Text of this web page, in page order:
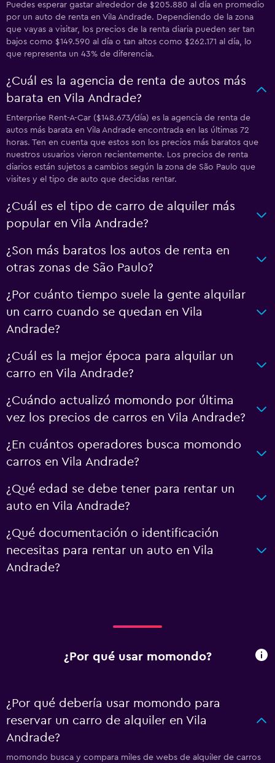
Puedes esperar gastar alrededor de $205.880 al día en promedio
por un auto de renta en Vila Andrade. Dependiendo de la zona
que vayas a visitar, los precios de la renta diaria pueden ser tan
bajos como $149.590 al día o tan altos como $262.171 al día, lo
que representa un 43% de diferencia.
¿Cuál es la agencia de renta de autos más
barata en Vila Andrade?
Enterprise Rent-A-Car ($148.673/día) es la agencia de renta de
autos más barata en Vila Andrade encontrada en las últimas 72
horas. Ten en cuenta que estos son los precios más baratos que
nuestros usuarios vieron recientemente. Los precios de renta
diarios están sujetos a cambios según la zona de São Paulo que
visites y el tipo de auto que decidas rentar.
¿Cuál es el tipo de carro de alquiler más
popular en Vila Andrade?
¿Son más baratos los autos de renta en
otras zonas de São Paulo?
¿Por cuánto tiempo suele la gente alquilar
un carro cuando se quedan en Vila
Andrade?
¿Cuál es la mejor época para alquilar un
carro en Vila Andrade?
¿Cuándo actualizó momondo por última
vez los precios de carros en Vila Andrade?
¿En cuántos operadores busca momondo
carros en Vila Andrade?
¿Qué edad se debe tener para rentar un
auto en Vila Andrade?
¿Qué documentación o identificación
necesitas para rentar un auto en Vila
Andrade?
¿Por qué usar momondo?
¿Por qué debería usar momondo para
reservar un carro de alquiler en Vila
Andrade?
momondo busca y compara miles de webs de alquiler de carros